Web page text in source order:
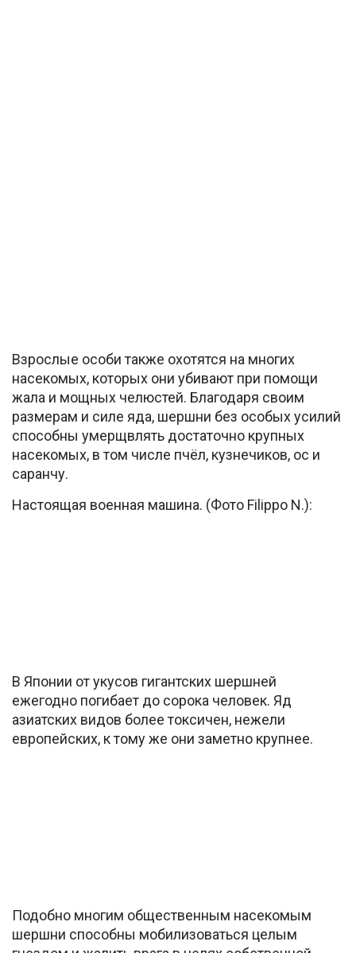
Взрослые особи также охотятся на многих
насекомых, которых они убивают при помощи
жала и мощных челюстей. Благодаря своим
размерам и силе яда, шершни без особых усилий
способны умерщвлять достаточно крупных
насекомых, в том числе пчёл, кузнечиков, ос и
саранчу.
Настоящая военная машина. (Фото Filippo N.):
В Японии от укусов гигантских шершней
ежегодно погибает до сорока человек. Яд
азиатских видов более токсичен, нежели
европейских, к тому же они заметно крупнее.
Подобно многим общественным насекомым
шершни способны мобилизоваться целым